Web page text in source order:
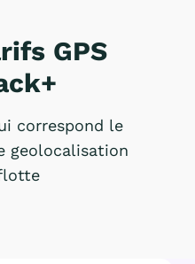
GPS
correspond le
geolocalisation